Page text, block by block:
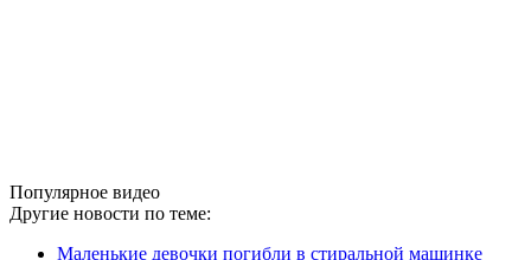
Популярное видео
Другие новости по теме:
Маленькие девочки погибли в стиральной машинке